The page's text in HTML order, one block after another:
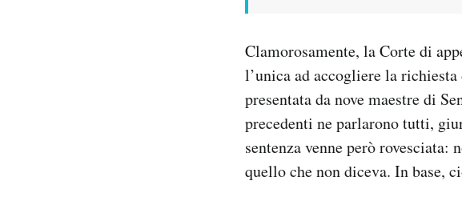
Clamorosamente, la Corte di
l’unica ad accogliere la
presentata da nove maestre di
precedenti ne parlarono tutti,
sentenza venne però rovesciata:
quello che non diceva. In base,